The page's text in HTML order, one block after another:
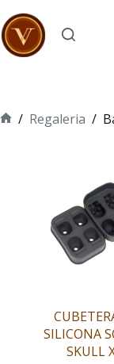
al
contenido
/ Regaleria /
SILICONA
SKULL